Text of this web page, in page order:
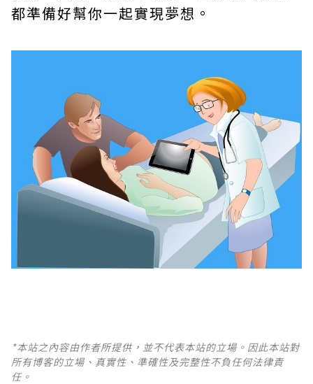
都準備好幫你一起實現夢想。
*本站之內容由作者所提供，並不代表本站的立場。因此本站對
所有博客的立場、真實性、準確性及完整性不負任何法律責
任。